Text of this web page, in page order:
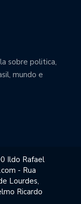
sobre politica,
mundo e
Ildo Rafael
- Rua
Lourdes,
Ricardo